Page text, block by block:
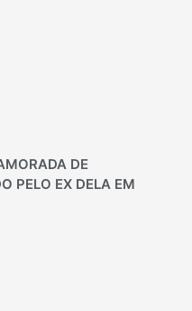
DE
PELO EX DELA EM